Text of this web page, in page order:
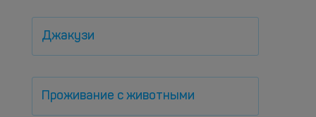
Джакузи
Проживание с животными